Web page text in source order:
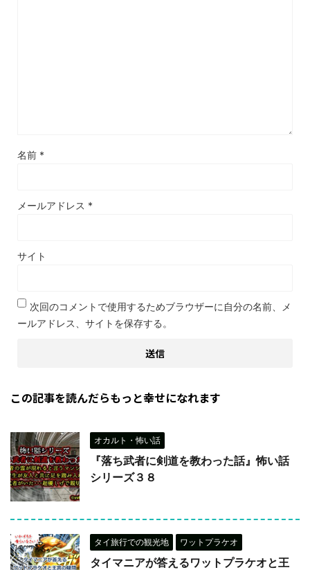
名前 *
メールアドレス *
サイト
次回のコメントで使用するためブラウザーに自分の名前、メ
ールアドレス、サイトを保存する。
この記事を読んだらもっと幸せになれます
オカルト・怖い話
『落ち武者に剣道を教わった話』怖い話
シリーズ３８
タイ旅行での観光地 ワットプラケオ
タイマニアが答えるワットプラケオと王